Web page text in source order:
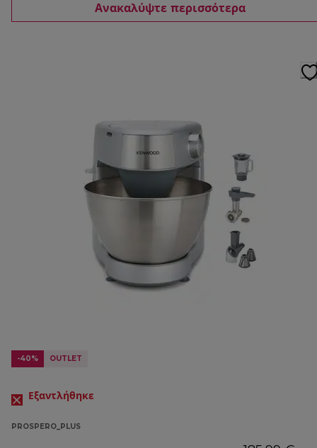
Ανακαλύψτε περισσότερα
-40% OUTLET
Εξαντλήθηκε
PROSPERO_PLUS